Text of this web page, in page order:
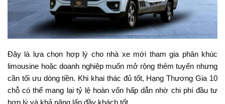
Đây là lựa chọn hợp lý cho nhà xe mới tham gia phân khúc
limousine hoặc doanh nghiệp muốn mở rộng thêm tuyến nhưng
cần tối ưu dòng tiền. Khi khai thác đủ tốt, Hạng Thương Gia 10
chỗ có thể mang lại tỷ lệ hoàn vốn hấp dẫn nhờ chi phí đầu tư